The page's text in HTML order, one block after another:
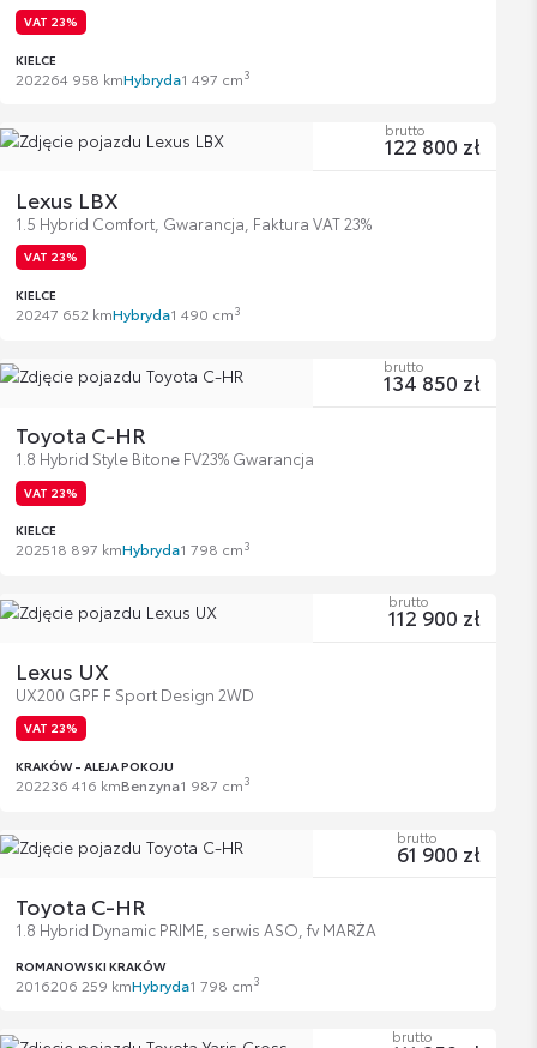
VAT 23%
KIELCE
202264 958 kmHybryda1 497 cm3
Lexus LBX
1.5 Hybrid Comfort, Gwarancja, Faktura VAT 23%
VAT 23%
KIELCE
20247 652 kmHybryda1 490 cm3
brutto
122 800 zł
Toyota C-HR
1.8 Hybrid Style Bitone FV23% Gwarancja
VAT 23%
KIELCE
202518 897 kmHybryda1 798 cm3
brutto
134 850 zł
Lexus UX
UX200 GPF F Sport Design 2WD
VAT 23%
KRAKÓW - ALEJA POKOJU
202236 416 kmBenzyna1 987 cm3
brutto
112 900 zł
Toyota C-HR
1.8 Hybrid Dynamic PRIME, serwis ASO, fv MARŻA
ROMANOWSKI KRAKÓW
2016206 259 kmHybryda1 798 cm3
brutto
61 900 zł
brutto